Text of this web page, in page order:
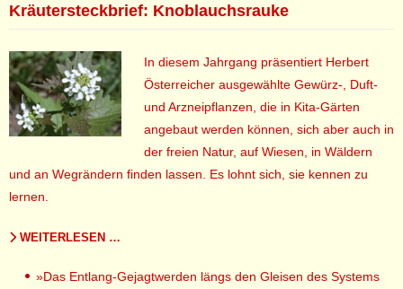
Kräutersteckbrief: Knoblauchsrauke
In diesem Jahrgang präsentiert Herbert
Österreicher ausgewählte Gewürz-, Duft-
und Arzneipflanzen, die in Kita-Gärten
angebaut werden können, sich aber auch in
der freien Natur, auf Wiesen, in Wäldern
und an Wegrändern finden lassen. Es lohnt sich, sie kennen zu
lernen.
WEITERLESEN …
»Das Entlang-Gejagtwerden längs den Gleisen des Systems